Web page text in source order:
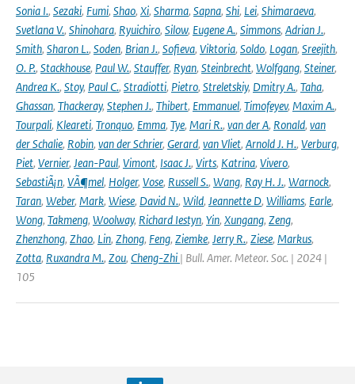
Sonia I., Sezaki, Fumi, Shao, Xi, Sharma, Sapna, Shi, Lei, Shimaraeva,
Svetlana V., Shinohara, Ryuichiro, Silow, Eugene A., Simmons, Adrian J.,
Smith, Sharon L., Soden, Brian J., Sofieva, Viktoria, Soldo, Logan, Sreejith,
O. P., Stackhouse, Paul W., Stauffer, Ryan, Steinbrecht, Wolfgang, Steiner,
Andrea K., Stoy, Paul C., Stradiotti, Pietro, Streletskiy, Dmitry A., Taha,
Ghassan, Thackeray, Stephen J., Thibert, Emmanuel, Timofeyev, Maxim A.,
Tourpali, Kleareti, Tronquo, Emma, Tye, Mari R., van der A, Ronald, van
der Schalie, Robin, van der Schrier, Gerard, van Vliet, Arnold J. H., Verburg,
Piet, Vernier, Jean-Paul, Vimont, Isaac J., Virts, Katrina, Vivero,
SebastiÃ¡n, VÃ¶mel, Holger, Vose, Russell S., Wang, Ray H. J., Warnock,
Taran, Weber, Mark, Wiese, David N., Wild, Jeannette D, Williams, Earle,
Wong, Takmeng, Woolway, Richard Iestyn, Yin, Xungang, Zeng,
Zhenzhong, Zhao, Lin, Zhong, Feng, Ziemke, Jerry R., Ziese, Markus,
Zotta, Ruxandra M., Zou, Cheng-Zhi | Bull. Amer. Meteor. Soc. | 2024 |
105